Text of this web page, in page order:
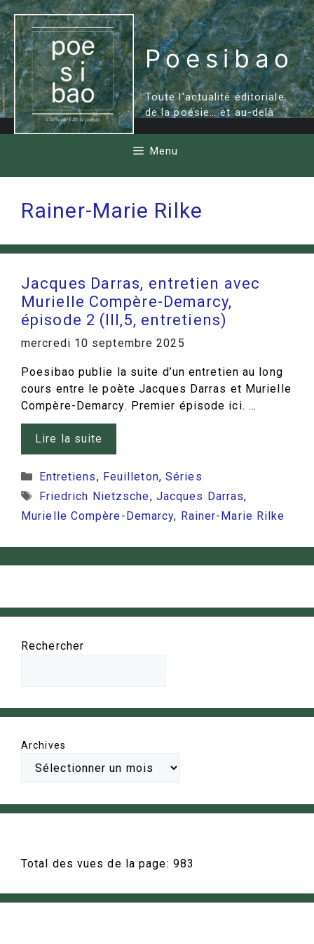
Aller
au
contenu
Poesibao
Toute l'actualité éditoriale
de la poésie… et au-delà
Menu
Rainer-Marie Rilke
Jacques Darras, entretien avec
Murielle Compère-Demarcy,
épisode 2 (III,5, entretiens)
mercredi 10 septembre 2025
Poesibao publie la suite d’un entretien au long
cours entre le poète Jacques Darras et Murielle
Compère-Demarcy. Premier épisode ici. …
Lire la suite
Catégories
Entretiens, Feuilleton, Séries
Étiquettes
Friedrich Nietzsche, Jacques Darras,
Murielle Compère-Demarcy, Rainer-Marie Rilke
Rechercher
Archives
Total des vues de la page: 983